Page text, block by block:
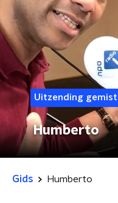
Uitzending gemist
Humberto
Gids Humberto